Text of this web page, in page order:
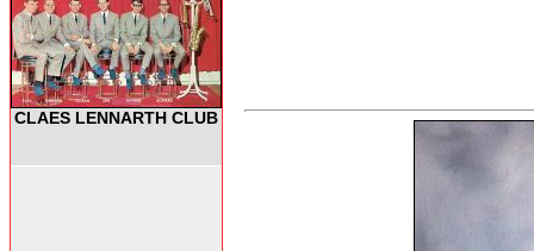
CLAES LENNARTH CLUB